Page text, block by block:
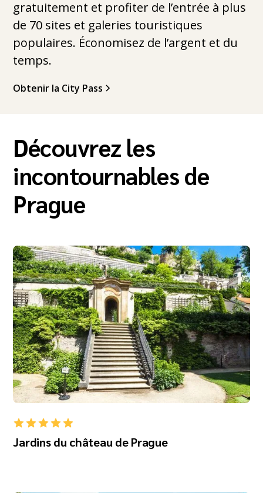
gratuitement et profiter de l’entrée à plus
de 70 sites et galeries touristiques
populaires. Économisez de l’argent et du
temps.
Obtenir la City Pass
Découvrez les
incontournables de
Prague
Jardins du château de Prague